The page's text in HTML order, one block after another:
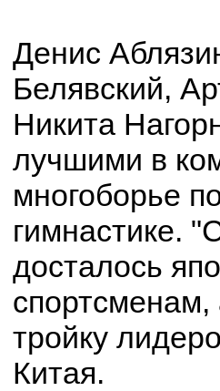
Денис
Белявский,
Никита
лучшими в
многоборье
гимнастике.
досталось
спортсменам,
тройку
Китая.